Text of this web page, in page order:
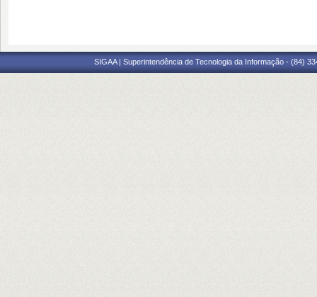
SIGAA | Superintendência de Tecnologia da Informação - (84)